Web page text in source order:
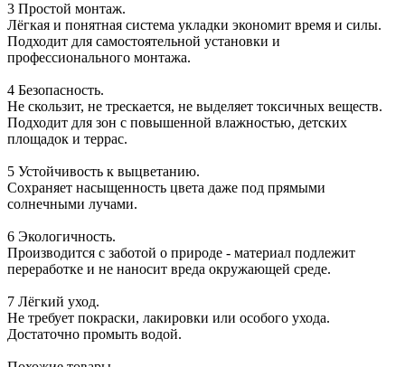
3 Простой монтаж.
Лёгкая и понятная система укладки экономит время и силы.
Подходит для самостоятельной установки и
профессионального монтажа.
4 Безопасность.
Не скользит, не трескается, не выделяет токсичных веществ.
Подходит для зон с повышенной влажностью, детских
площадок и террас.
5 Устойчивость к выцветанию.
Сохраняет насыщенность цвета даже под прямыми
солнечными лучами.
6 Экологичность.
Производится с заботой о природе - материал подлежит
переработке и не наносит вреда окружающей среде.
7 Лёгкий уход.
Не требует покраски, лакировки или особого ухода.
Достаточно промыть водой.